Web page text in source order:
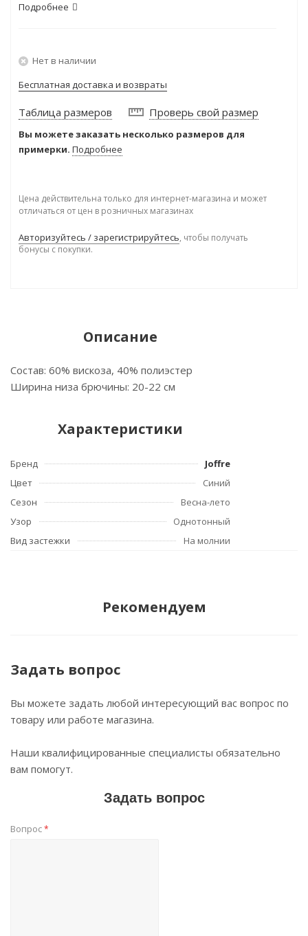
Подробнее
Нет в наличии
Бесплатная доставка и возвраты
Таблица размеров Проверь свой размер
Вы можете заказать несколько размеров для
примерки. Подробнее
Цена действительна только для интернет-магазина и может
отличаться от цен в розничных магазинах
Авторизуйтесь / зарегистрируйтесь, чтобы получать
бонусы с покупки.
Описание
Состав: 60% вискоза, 40% полиэстер
Ширина низа брючины: 20-22 см
Характеристики
Бренд
Joffre
Цвет
Синий
Сезон
Весна-лето
Узор
Однотонный
Вид застежки
На молнии
Рекомендуем
Задать вопрос
Вы можете задать любой интересующий вас вопрос по
товару или работе магазина.
Наши квалифицированные специалисты обязательно
вам помогут.
Задать вопрос
Вопрос*